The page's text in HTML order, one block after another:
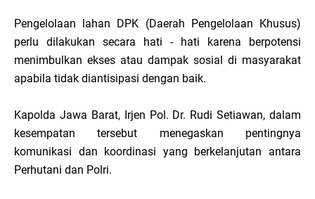
Pengelolaan lahan DPK (Daerah Pengelolaan Khusus)
perlu dilakukan secara hati - hati karena berpotensi
menimbulkan ekses atau dampak sosial di masyarakat
apabila tidak diantisipasi dengan baik.
Kapolda Jawa Barat, Irjen Pol. Dr. Rudi Setiawan, dalam
kesempatan tersebut menegaskan pentingnya
komunikasi dan koordinasi yang berkelanjutan antara
Perhutani dan Polri.